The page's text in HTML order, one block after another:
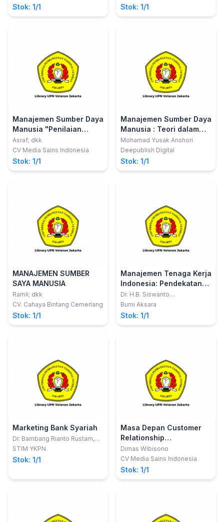
Stok: 1/1 Stok: 1/1
Manajemen Sumber Daya
Manusia "Penilaian
Kinerja"
Asraf; dkk
CV Media Sains Indonesia
Stok: 1/1
Manajemen Sumber Daya
Manusia : Teori dalam
Praktik
Mohamad Yusak Anshori
Deepublish Digital
Stok: 1/1
MANAJEMEN SUMBER
SAYA MANUSIA
Ramli; dkk
CV. Cahaya Bintang Cemerlang
Stok: 1/1
Manajemen Tenaga Kerja
Indonesia: Pendekatan
Administratif dan
Operasional
Dr. H.B. Siswanto
Sastrohadiwiryo dan Dra. Hj.
Bumi Aksara
Stok: 1/1
Marketing Bank Syariah
Dr. Bambang Rianto Rustam,
S.E., M.M
STIM YKPN
Stok: 1/1
Masa Depan Customer
Relationship
Management
Berkelanjutan
Dimas Wibisono
CV Media Sains Indonesia
Stok: 1/1